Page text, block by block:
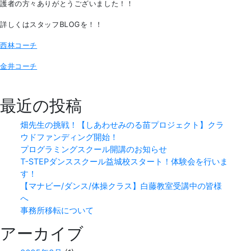
護者の方々ありがとうございました！！
詳しくはスタッフBLOGを！！
西林コーチ
金井コーチ
最近の投稿
畑先生の挑戦！【しあわせみのる苗プロジェクト】クラ
ウドファンディング開始！
プログラミングスクール開講のお知らせ
T-STEPダンススクール益城校スタート！体験会を行いま
す！
【マナビー/ダンス/体操クラス】白藤教室受講中の皆様
へ
事務所移転について
アーカイブ